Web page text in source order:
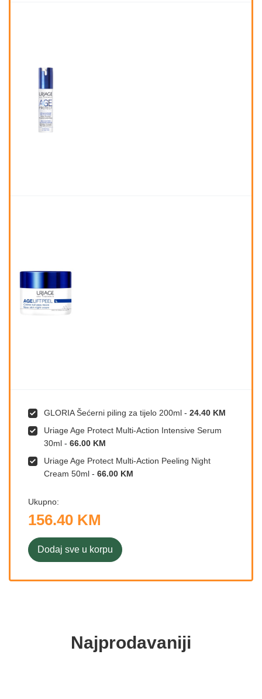
GLORIA Šećerni piling za tijelo 200ml - 24.40 KM
Uriage Age Protect Multi-Action Intensive Serum
30ml - 66.00 KM
Uriage Age Protect Multi-Action Peeling Night
Cream 50ml - 66.00 KM
Ukupno:
156.40 KM
Dodaj sve u korpu
Najprodavaniji